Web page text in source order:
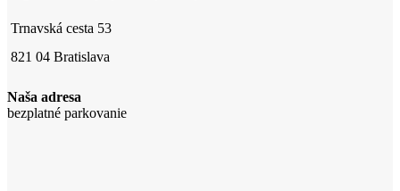
Trnavská cesta 53
821 04 Bratislava
Naša adresa
bezplatné parkovanie